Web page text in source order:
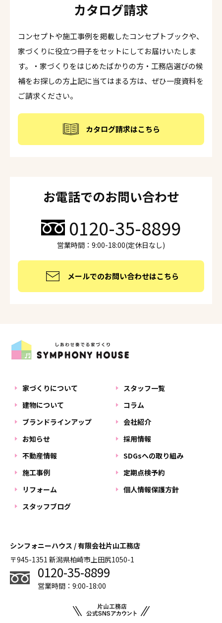
カタログ請求
コンセプトや施工事例を掲載したコンセプトブックや、
家づくりに役立つ冊子をセットにしてお届けいたしま
す。・家づくりをはじめたばかりの方・工務店選びの候
補をお探しの方上記に当てはまる方は、ぜひ一度資料を
ご請求ください。
カタログ請求はこちら
お電話でのお問い合わせ
0120-35-8899
営業時間：9:00-18:00(定休日なし)
メールでのお問い合わせはこちら
家づくりについて
建物について
ブランドラインアップ
お知らせ
不動産情報
施工事例
リフォーム
スタッフブログ
スタッフ一覧
コラム
会社紹介
採用情報
SDGsへの取り組み
定期点検予約
個人情報保護方針
シンフォニーハウス / 有限会社片山工務店
〒945-1351 新潟県柏崎市上田尻1050-1
0120-35-8899
営業時間：9:00-18:00